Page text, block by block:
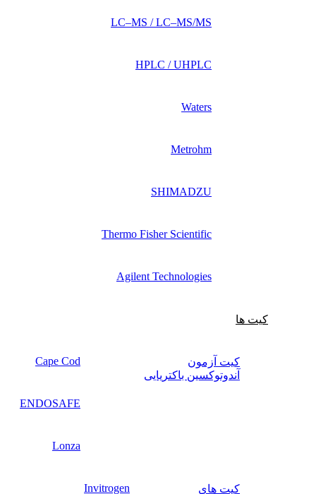
LC–MS / LC–MS/MS
HPLC / UHPLC
Waters
Metrohm
SHIMADZU
Thermo Fisher Scientific
Agilent Technologies
کیت ها
کیت آزمون
آندوتوکسین باکتریایی
Cape Cod
ENDOSAFE
Lonza
کیت‌ های Invitrogen